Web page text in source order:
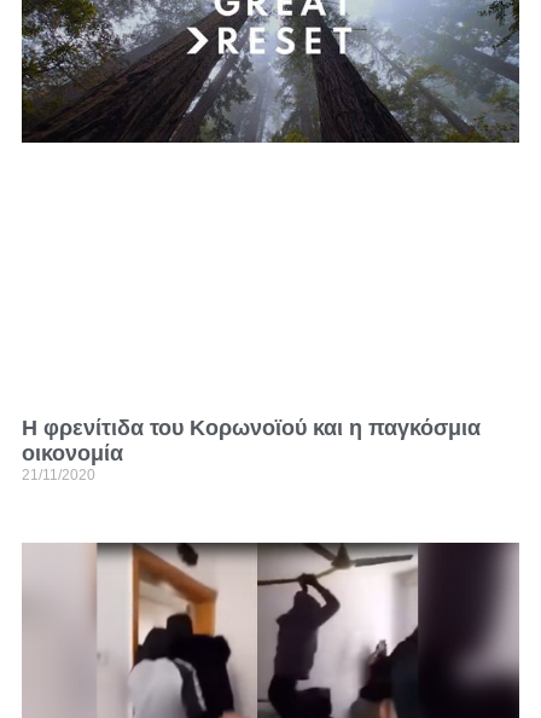
H φρενίτιδα του Κορωνοϊού και η παγκόσμια
οικονομία
21/11/2020